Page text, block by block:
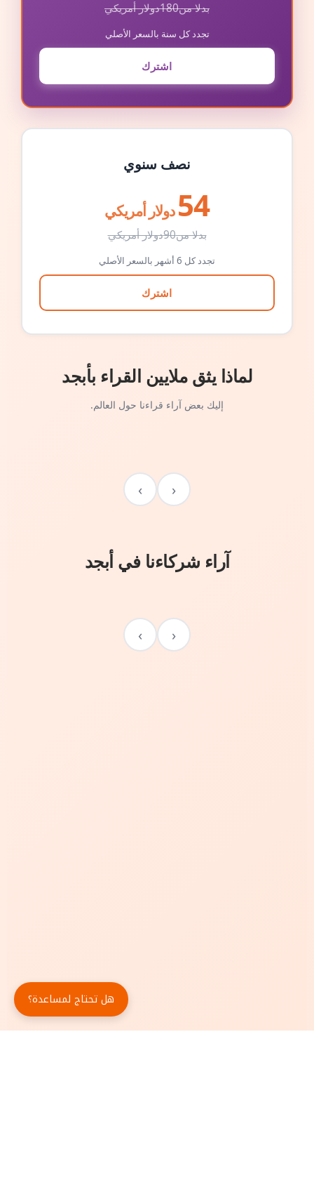
بدلا من180دولار أمريكي
تجدد كل سنة بالسعر الأصلي
اشترك
نصف سنوي
54 دولار أمريكي
بدلا من90دولار أمريكي
تجدد كل 6 أشهر بالسعر الأصلي
اشترك
لماذا يثق ملايين القراء بأبجد
إليك بعض آراء قراءنا حول العالم.
‹
›
آراء شركاءنا في أبجد
‹
›
هل تحتاج لمساعدة؟